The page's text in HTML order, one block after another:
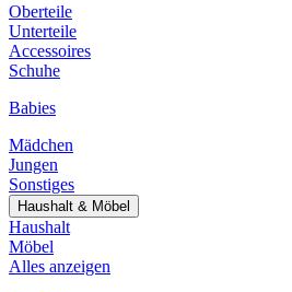
Oberteile
Unterteile
Accessoires
Schuhe
Babies
Mädchen
Jungen
Sonstiges
Haushalt & Möbel
Haushalt
Möbel
Alles anzeigen